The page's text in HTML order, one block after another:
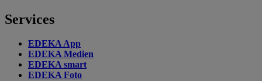
Services
EDEKA App
EDEKA Medien
EDEKA smart
EDEKA Foto